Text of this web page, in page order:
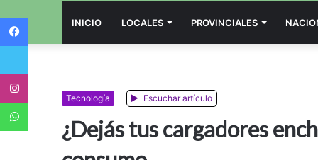
INICIO LOCALES PROVINCIALES
Tecnología Escuchar artículo
¿Dejás tus cargadores
Twitter
WhatsApp